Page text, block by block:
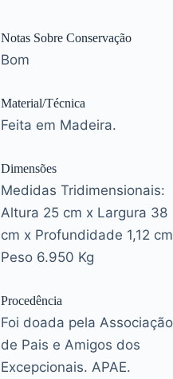
Notas Sobre Conservação
Bom
Material/Técnica
Feita em Madeira.
Dimensões
Medidas Tridimensionais:
Altura 25 cm x Largura 38
cm x Profundidade 1,12 cm
Peso 6.950 Kg
Procedência
Foi doada pela Associação
de Pais e Amigos dos
Excepcionais. APAE.